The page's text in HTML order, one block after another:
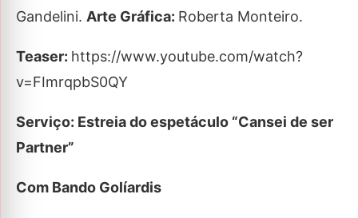
Gandelini. Arte Gráfica: Roberta Monteiro.
Teaser: https://www.youtube.com/watch?
v=FImrqpbS0QY
Serviço: Estreia do espetáculo “Cansei de ser
Partner”
Com Bando Golíardis